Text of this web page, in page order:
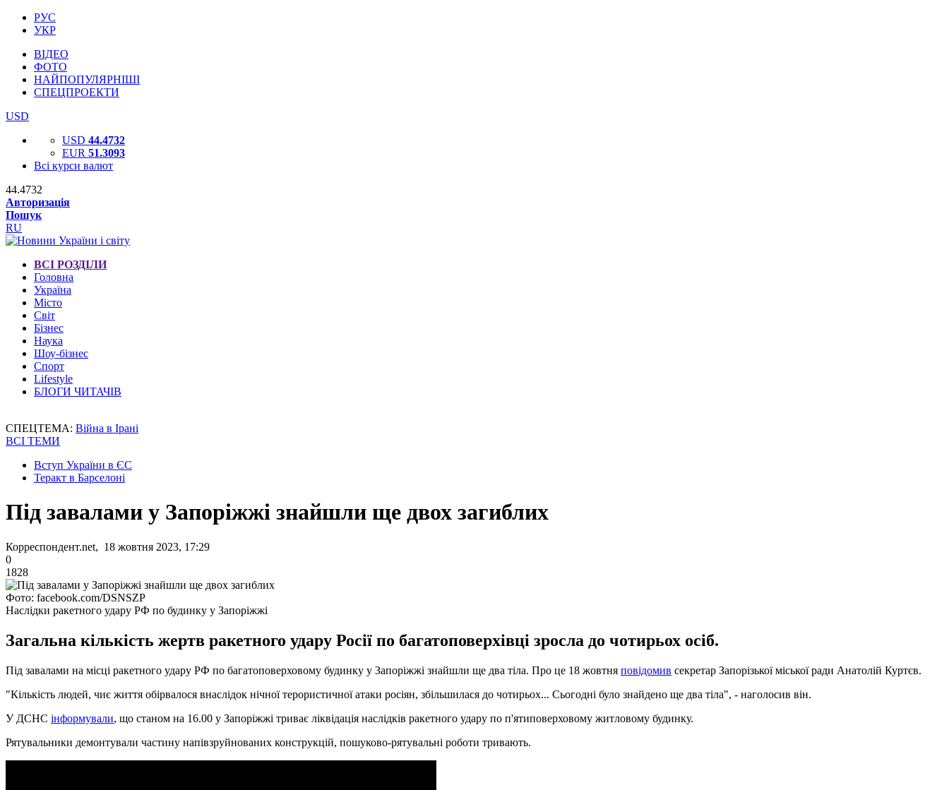
РУС
УКР
ВІДЕО
ФОТО
НАЙПОПУЛЯРНІШІ
СПЕЦПРОЕКТИ
USD
USD 44.4732
EUR 51.3093
Всі курси валют
44.4732
Авторизація
Пошук
RU
ВСІ РОЗДІЛИ
Головна
Україна
Місто
Світ
Бізнес
Наука
Шоу-бізнес
Спорт
Lifestyle
БЛОГИ ЧИТАЧІВ
СПЕЦТЕМА: Війна в Ірані
ВСІ ТЕМИ
Вступ України в ЄС
Теракт в Барселоні
Під завалами у Запоріжжі знайшли ще двох загиблих
Корреспондент.net, 18 жовтня 2023, 17:29
0
1828
Фото: facebook.com/DSNSZP
Наслідки ракетного удару РФ по будинку у Запоріжжі
Загальна кількість жертв ракетного удару Росії по багатоповерхівці зросла до чотирьох осіб.
Під завалами на місці ракетного удару РФ по багатоповерховому будинку у Запоріжжі знайшли ще два тіла. Про це 18 жовтня повідомив секретар Запорізької міської ради Анатолій Куртєв.
"Кількість людей, чиє життя обірвалося внаслідок нічної терористичної атаки росіян, збільшилася до чотирьох... Сьогодні було знайдено ще два тіла", - наголосив він.
У ДСНС інформували, що станом на 16.00 у Запоріжжі триває ліквідація наслідків ракетного удару по п'ятиповерховому житловому будинку.
Рятувальники демонтували частину напівзруйнованих конструкцій, пошуково-рятувальні роботи тривають.